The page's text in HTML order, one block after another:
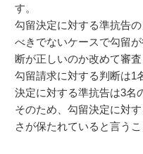
す。
勾留決定に対する準抗告
べきでないケースで勾留
断が正しいのか改めて審査
勾留請求に対する判断は1
決定に対する準抗告は3名
そのため、勾留決定に対
さが保たれていると言うこ